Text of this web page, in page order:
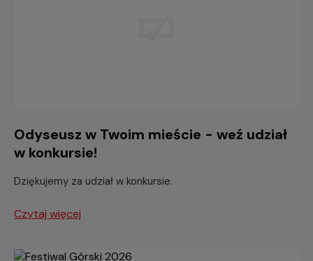
Odyseusz w Twoim mieście - weź udział
w konkursie!
Dziękujemy za udział w konkursie.
Czytaj więcej